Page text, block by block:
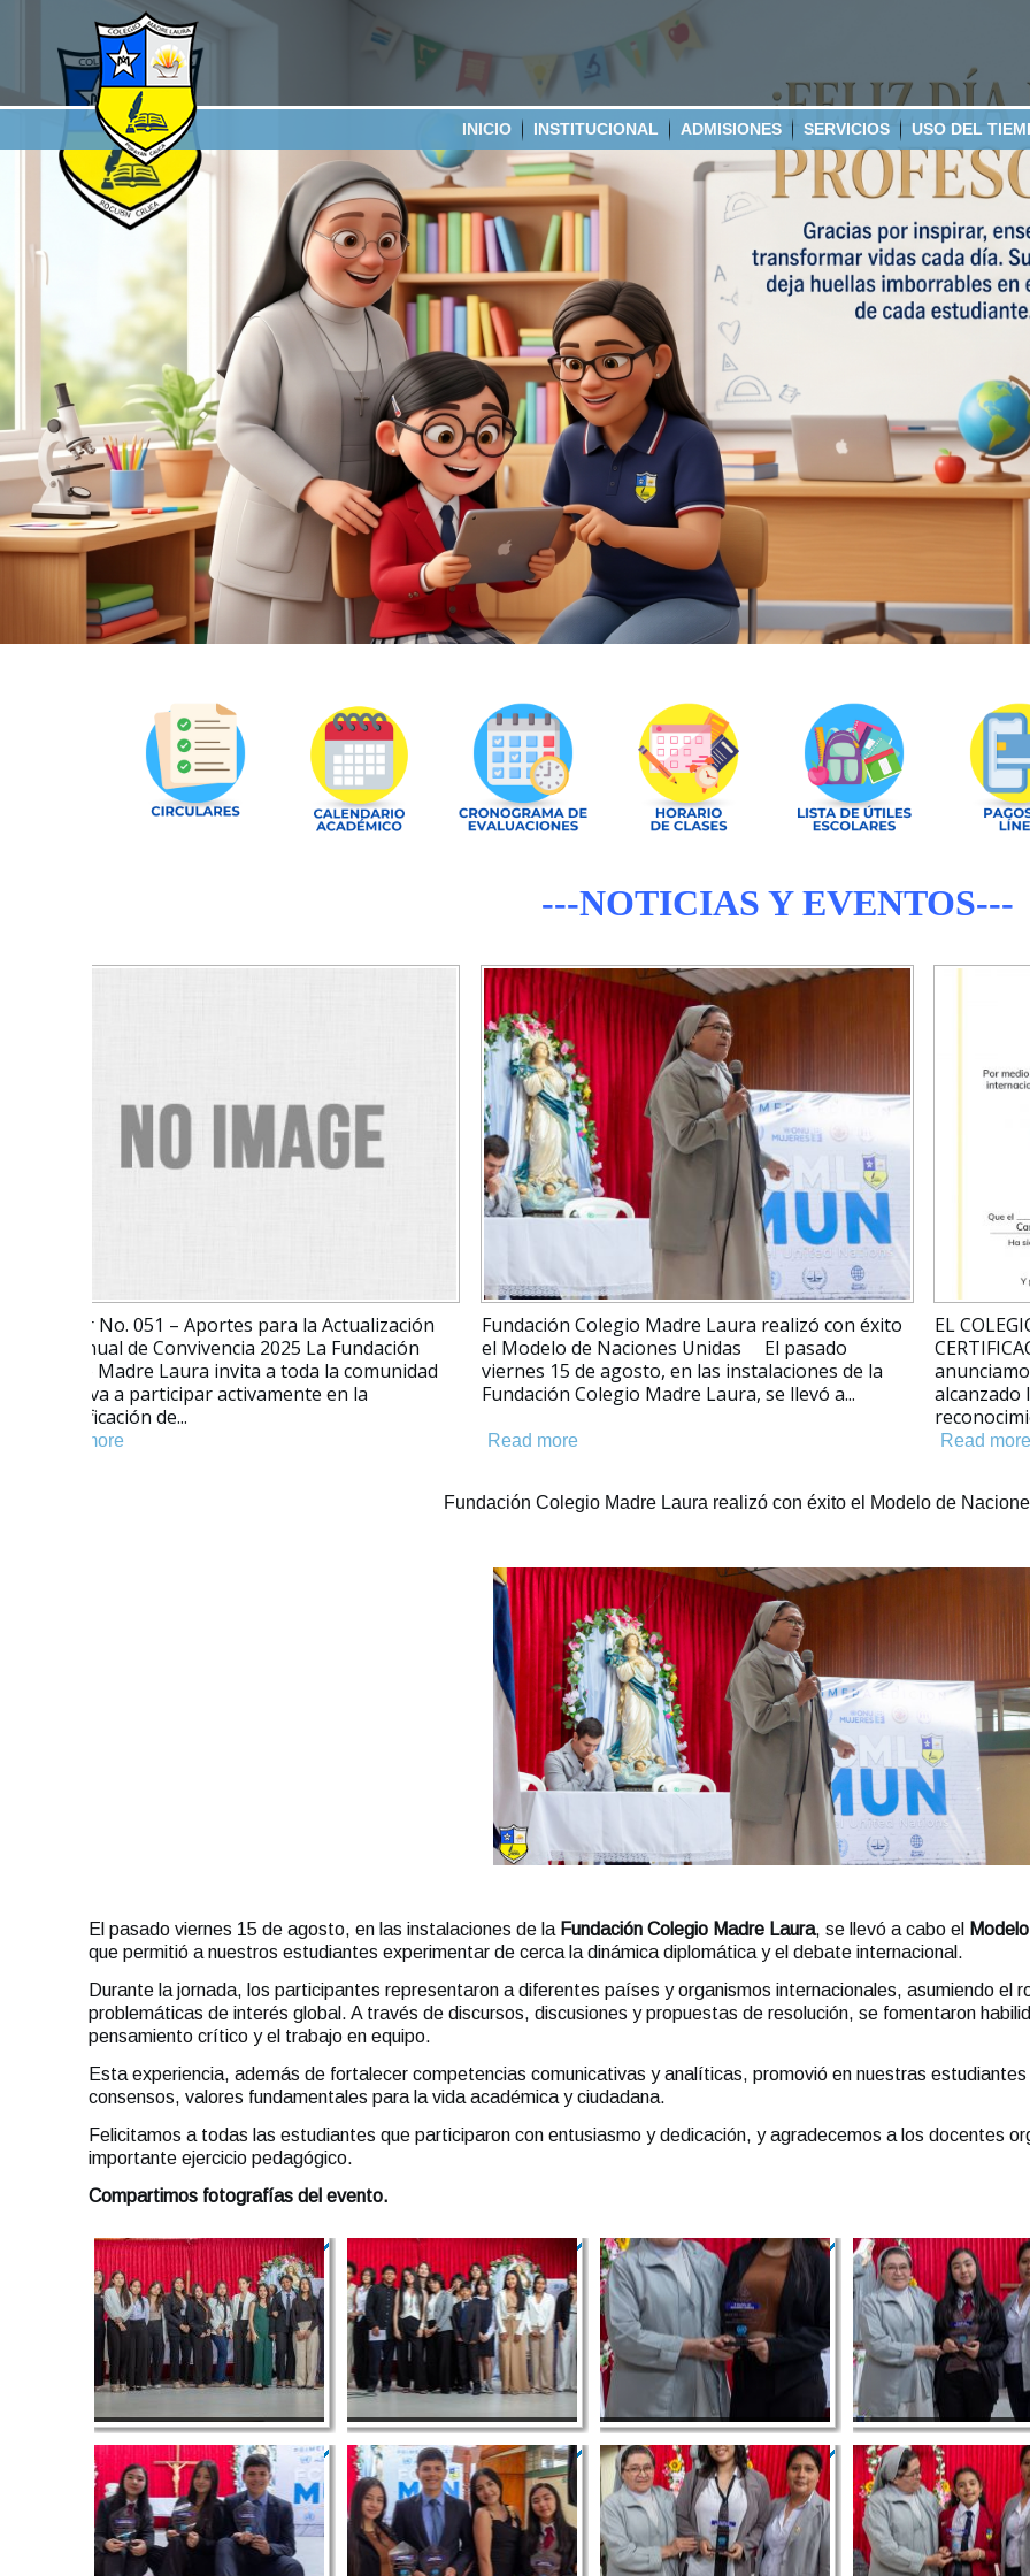
INICIO INSTITUCIONAL ADMISIONES SERVICIOS USO DEL
---NOTICIAS Y EVENTOS---
NAUGURACIÓN DE LOS JUEGOS INTERCLASES
2025 📅 Fecha: Miércoles 12 de marzo El deporte y
la sana competencia se tomaron el Colegio Madre
Laura con la esperada inauguración de los Juegos
Interclases ...
Read more
📚 Lista de Útiles Escolares 2026 A
continuación encontrarás el documento oficial en
formato PDF que contiene todas las listas de
útiles escolares par...
Read more
Fundación Colegio Madre Laura realizó con éxito el Modelo de
El pasado viernes 15 de agosto, en las instalaciones de la Fundación Colegio Madre Laura, se llevó a cabo el
que permitió a nuestros estudiantes experimentar de cerca la dinámica diplomática y el debate internacional.
Durante la jornada, los participantes representaron a diferentes países y organismos internacionales, asumiendo el
problemáticas de interés global. A través de discursos, discusiones y propuestas de resolución, se fomentaron
pensamiento crítico y el trabajo en equipo.
Esta experiencia, además de fortalecer competencias comunicativas y analíticas, promovió en nuestras
consensos, valores fundamentales para la vida académica y ciudadana.
Felicitamos a todas las estudiantes que participaron con entusiasmo y dedicación, y agradecemos a los docentes
importante ejercicio pedagógico.
Compartimos fotografías del evento.